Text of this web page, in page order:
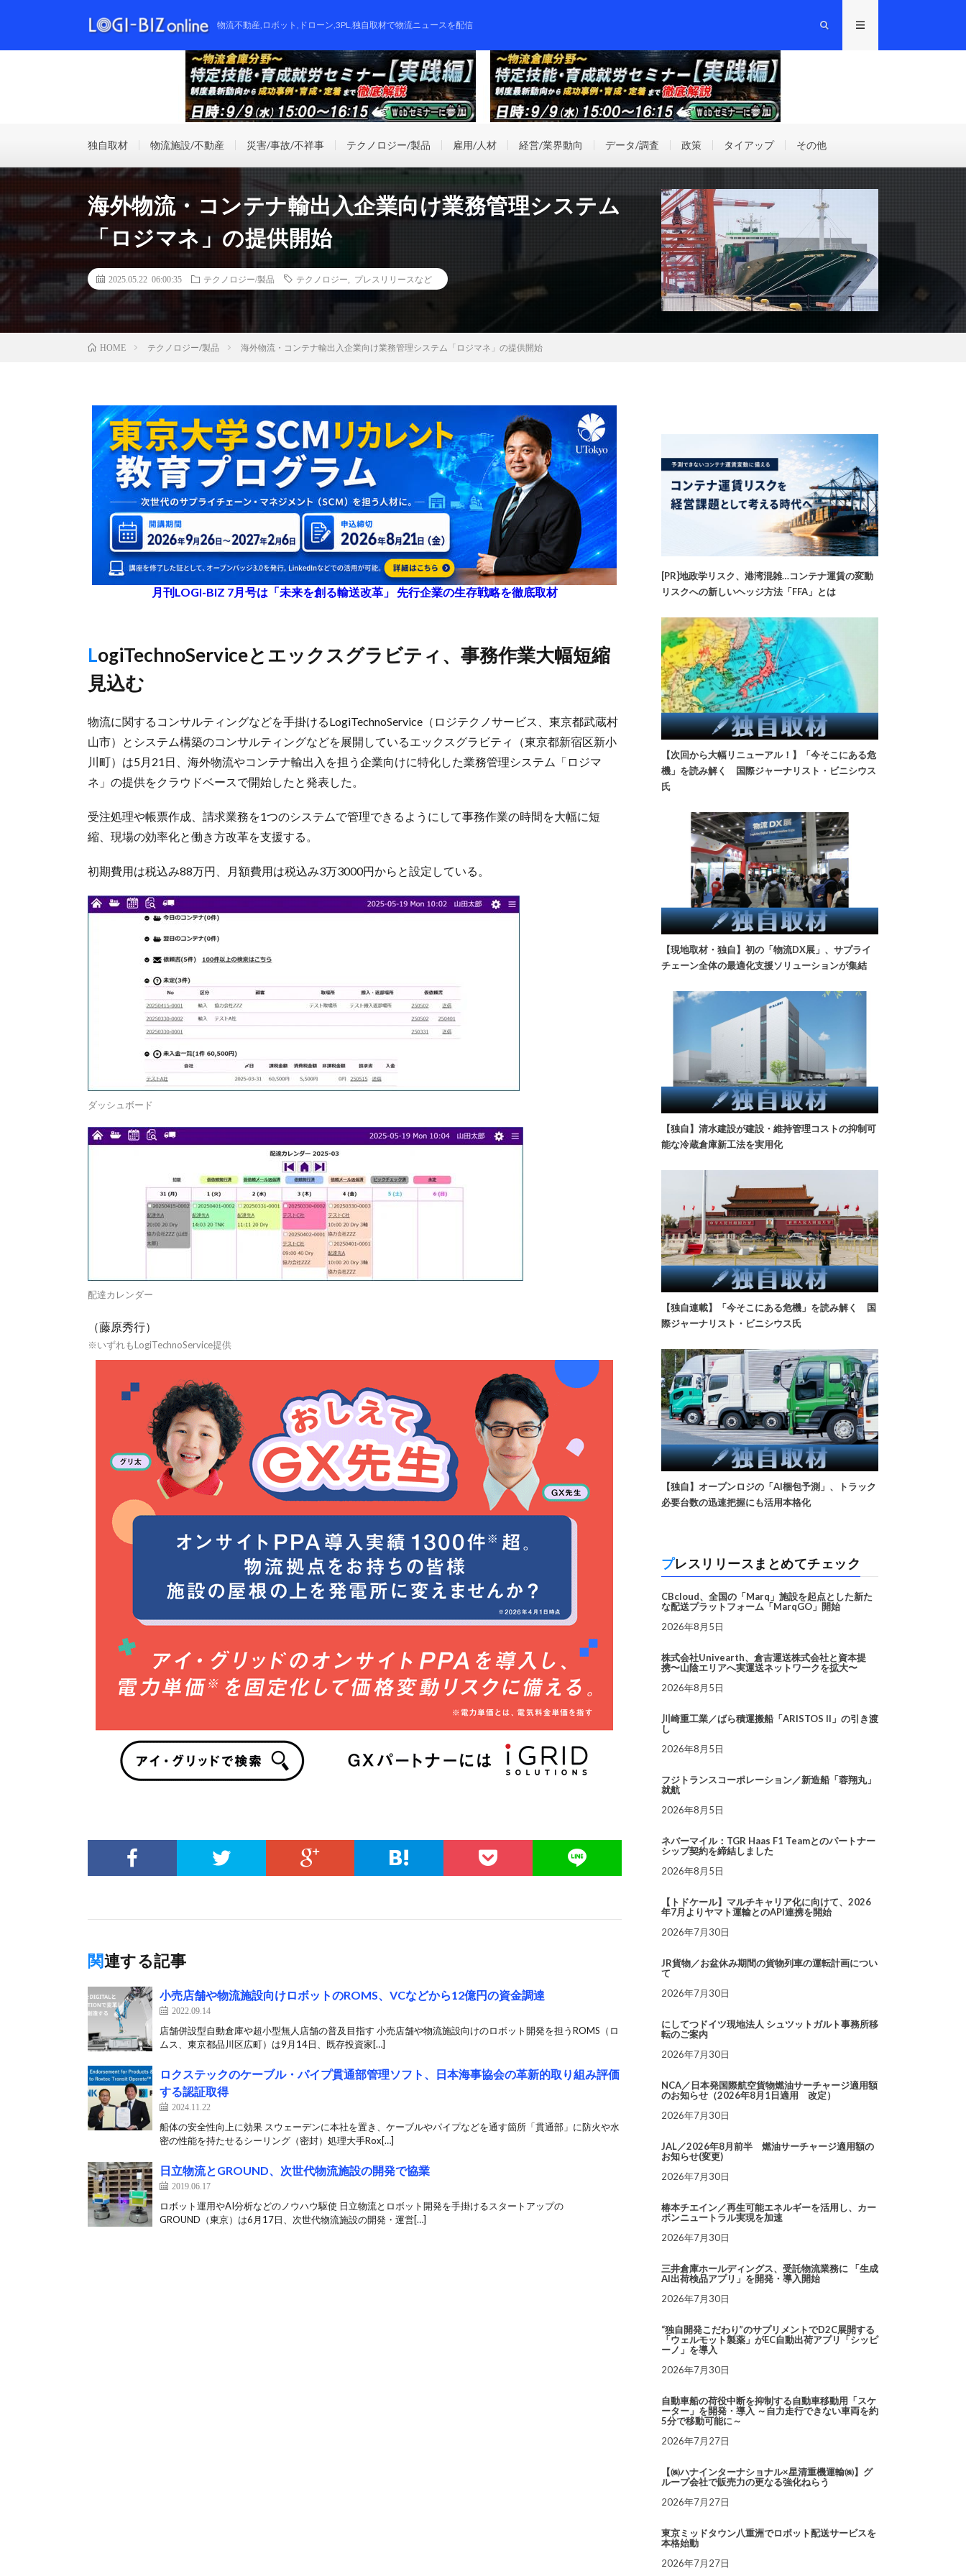
物流不動産,ロボット,ドローン,3PL,独自取材で物流ニュースを配信
独自取材 物流施設/不動産 災害/事故/不祥事 テクノロジー/製品 雇用/人材 経営/業界動向 データ/調査 政策 タイアップ その他
海外物流・コンテナ輸出入企業向け業務管理システム
「ロジマネ」の提供開始
2025.05.22 06:00:35 テクノロジー/製品 テクノロジー プレスリリースなど
HOME テクノロジー/製品 海外物流・コンテナ輸出入企業向け業務管理システム「ロジマネ」の提供開始
月刊LOGI-BIZ 7月号は「未来を創る輸送改革」 先行企業の生存戦略を徹底取材
LogiTechnoServiceとエックスグラビティ、事務作業大幅短縮
見込む
物流に関するコンサルティングなどを手掛けるLogiTechnoService（ロジテクノサービス、東京都武蔵村
山市）とシステム構築のコンサルティングなどを展開しているエックスグラビティ（東京都新宿区新小
川町）は5月21日、海外物流やコンテナ輸出入を担う企業向けに特化した業務管理システム「ロジマ
ネ」の提供をクラウドベースで開始したと発表した。
受注処理や帳票作成、請求業務を1つのシステムで管理できるようにして事務作業の時間を大幅に短
縮、現場の効率化と働き方改革を支援する。
初期費用は税込み88万円、月額費用は税込み3万3000円からと設定している。
ダッシュボード
配達カレンダー
（藤原秀行）
※いずれもLogiTechnoService提供
関連する記事
小売店舗や物流施設向けロボットのROMS、VCなどから12億円の資金調達
2022.09.14
店舗併設型自動倉庫や超小型無人店舗の普及目指す 小売店舗や物流施設向けのロボット開発を担うROMS（ロ
ムス、東京都品川区広町）は9月14日、既存投資家[…]
ロクステックのケーブル・パイプ貫通部管理ソフト、日本海事協会の革新的取り組み評価
する認証取得
2024.11.22
船体の安全性向上に効果 スウェーデンに本社を置き、ケーブルやパイプなどを通す箇所「貫通部」に防火や水
密の性能を持たせるシーリング（密封）処理大手Rox[…]
日立物流とGROUND、次世代物流施設の開発で協業
2019.06.17
ロボット運用やAI分析などのノウハウ駆使 日立物流とロボット開発を手掛けるスタートアップの
GROUND（東京）は6月17日、次世代物流施設の開発・運営[…]
[PR]地政学リスク、港湾混雑…コンテナ運賃の変動
リスクへの新しいヘッジ方法「FFA」とは
【次回から大幅リニューアル！】「今そこにある危
機」を読み解く 国際ジャーナリスト・ビニシウス
氏
【現地取材・独自】初の「物流DX展」、サプライ
チェーン全体の最適化支援ソリューションが集結
【独自】清水建設が建設・維持管理コストの抑制可
能な冷蔵倉庫新工法を実用化
【独自連載】「今そこにある危機」を読み解く 国
際ジャーナリスト・ビニシウス氏
【独自】オープンロジの「AI梱包予測」、トラック
必要台数の迅速把握にも活用本格化
プレスリリースまとめてチェック
CBcloud、全国の「Marq」施設を起点とした新た
な配送プラットフォーム「MarqGO」開始
2026年8月5日
株式会社Univearth、倉吉運送株式会社と資本提
携〜山陰エリアへ実運送ネットワークを拡大〜
2026年8月5日
川崎重工業／ばら積運搬船「ARISTOS II」の引き渡
し
2026年8月5日
フジトランスコーポレーション／新造船「蓉翔丸」
就航
2026年8月5日
ネバーマイル：TGR Haas F1 Teamとのパートナー
シップ契約を締結しました
2026年8月5日
【トドケール】マルチキャリア化に向けて、2026
年7月よりヤマト運輸とのAPI連携を開始
2026年7月30日
JR貨物／お盆休み期間の貨物列車の運転計画につい
て
2026年7月30日
にしてつドイツ現地法人 シュツットガルト事務所移
転のご案内
2026年7月30日
NCA／日本発国際航空貨物燃油サーチャージ適用額
のお知らせ（2026年8月1日適用 改定）
2026年7月30日
JAL／2026年8月前半 燃油サーチャージ適用額の
お知らせ(変更)
2026年7月30日
椿本チエイン／再生可能エネルギーを活用し、カー
ボンニュートラル実現を加速
2026年7月30日
三井倉庫ホールディングス、受託物流業務に 「生成
AI出荷検品アプリ」を開発・導入開始
2026年7月30日
“独自開発こだわり”のサプリメントでD2C展開する
「ウェルモット製薬」がEC自動出荷アプリ「シッピ
ーノ」を導入
2026年7月30日
自動車船の荷役中断を抑制する自動車移動用「スケ
ーター」を開発・導入 ～自力走行できない車両を約
5分で移動可能に～
2026年7月27日
【㈱ハナインターナショナル×星清重機運輸㈱】グ
ループ会社で販売力の更なる強化ねらう
2026年7月27日
東京ミッドタウン八重洲でロボット配送サービスを
本格始動
2026年7月27日